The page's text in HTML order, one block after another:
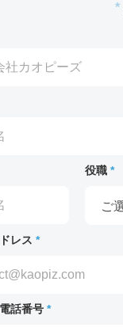
*
役職 *
レス *
話番号 *